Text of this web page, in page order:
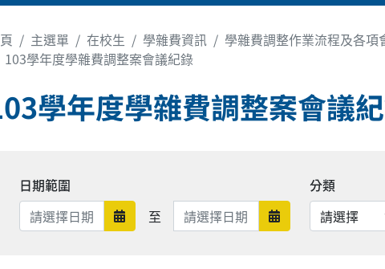
主選單 在校生 學雜費資訊 學雜費調整作業流程及各項
103學年度學雜費調整案會議紀錄
學年度學雜費調整案會議
日期範圍
日期範圍開始
至 日期範圍結束 日期範圍結束
分類